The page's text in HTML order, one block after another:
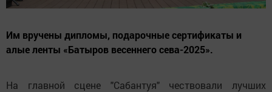
Им вручены дипломы, подарочные сертификаты и
алые ленты «Батыров весеннего сева-2025».
На главной сцене "Сабантуя" чествовали лучших